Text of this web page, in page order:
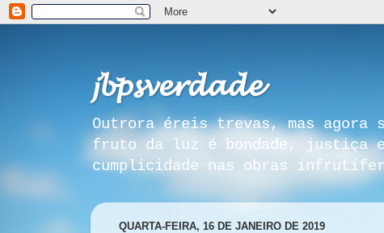
𝓳𝓫𝓹𝓼𝓿𝓮𝓻𝓭𝓪𝓭𝓮
Outrora éreis trevas, mas agora
fruto da luz é bondade, justiça e
cumplicidade nas obras
QUARTA-FEIRA, 16 DE JANEIRO DE 2019